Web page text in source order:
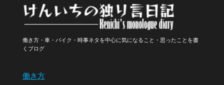
働き方
働き方・車・バイク・時事ネタを中心に気になること・思ったことを書
くブログ